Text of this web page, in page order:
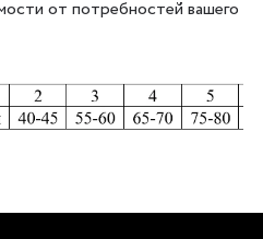
от потребностей вашего